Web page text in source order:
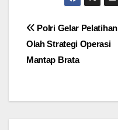
Navigasi
pos
Polri Gelar Pelatihan
Olah Strategi Operasi
Mantap Brata